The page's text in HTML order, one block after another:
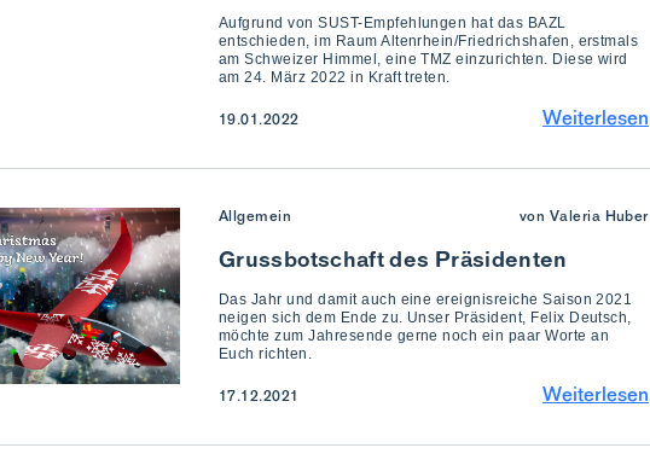
Aufgrund von SUST-Empfehlungen hat das BAZL
entschieden, im Raum Altenrhein/Friedrichshafen, erstmals
am Schweizer Himmel, eine TMZ einzurichten. Diese wird
am 24. März 2022 in Kraft treten.
19.01.2022 Weiterlesen
Allgemein von Valeria Huber
Grussbotschaft des Präsidenten
Das Jahr und damit auch eine ereignisreiche Saison 2021
neigen sich dem Ende zu. Unser Präsident, Felix Deutsch,
möchte zum Jahresende gerne noch ein paar Worte an
Euch richten.
17.12.2021 Weiterlesen